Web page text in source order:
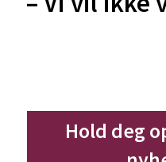
Hold deg